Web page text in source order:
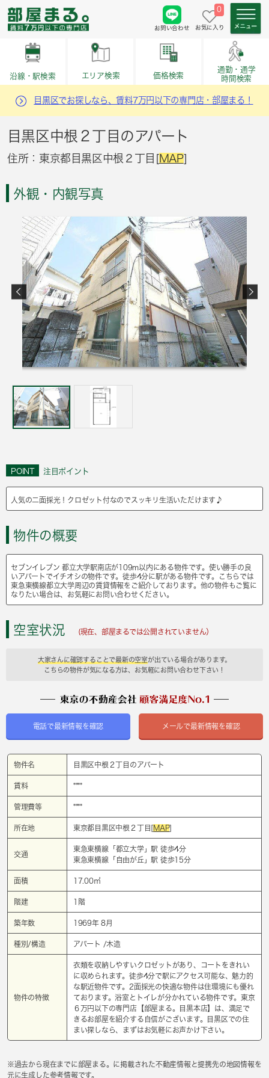
お問い合わせ
0
お気に入り
沿線・駅検索 エリア検索 価格検索
通勤・通学
時間検索
目黒区でお探しなら、賃料7万円以下の専門店・部屋まる！
目黒区中根２丁目のアパート
住所：東京都目黒区中根２丁目[MAP]
外観・内観写真
POINT 注目ポイント
人気の二面採光！クロゼット付なのでスッキリ生活いただけます♪
物件の概要
セブンイレブン 都立大学駅南店が109m以内にある物件です。使い勝手の良
いアパートでイチオシの物件です。徒歩4分に駅がある物件です。こちらでは
東急東横線都立大学周辺の賃貸情報をご紹介しております。他の物件もご覧に
なりたい場合は、お気軽にお問い合わせください。
空室状況 (現在、部屋まるでは公開されていません）
大家さんに確認することで最新の空室が出ている場合があります。
こちらの物件が気になる方は、お気軽にお問い合わせ下さい！
電話で最新情報を確認 メールで最新情報を確認
物件名 目黒区中根２丁目のアパート
賃料 ****
管理費等 ****
所在地 東京都目黒区中根２丁目[MAP]
交通
東急東横線「 都立大学」駅 徒歩4分
東急東横線「 自由が丘 」駅 徒歩15分
面積 17.00㎡
階建 1階
築年数 1969年 8月
種別/構造 アパート /木造
物件の特徴
衣類を収納しやすいクロゼットがあり、コートをきれい
に収められます。徒歩4分で駅にアクセス可能な、魅力的
な駅近物件です。2面採光の快適な物件は住環境にも優れ
ております。浴室とトイレが分かれている物件です。東京
６万円以下の専門店【部屋まる。目黒本店】は、満足で
きるお部屋を紹介する自信がございます。目黒区での住
まい探しなら、まずはお気軽にお声かけ下さい。
※過去から現在までに部屋まる。に掲載された不動産情報と提携先の地図情報を
元に生成した参考情報です。